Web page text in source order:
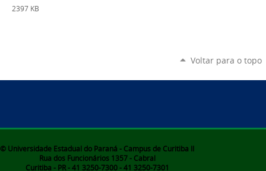
2397 KB
Voltar para o topo
© Universidade Estadual do Paraná - Campus de Curitiba II
Rua dos Funcionários 1357 - Cabral
Curitiba - PR - 41 3250-7300 - 41 3250-7301